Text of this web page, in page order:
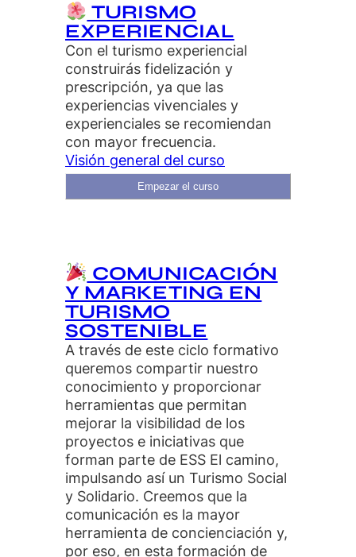
TURISMO
EXPERIENCIAL
Con el turismo experiencial
construirás fidelización y
prescripción, ya que las
experiencias vivenciales y
experienciales se recomiendan
con mayor frecuencia.
Visión general del curso
Empezar el curso
COMUNICACIÓN
Y MARKETING EN
TURISMO
SOSTENIBLE
A través de este ciclo formativo
queremos compartir nuestro
conocimiento y proporcionar
herramientas que permitan
mejorar la visibilidad de los
proyectos e iniciativas que
forman parte de ESS El camino,
impulsando así un Turismo Social
y Solidario. Creemos que la
comunicación es la mayor
herramienta de concienciación y,
por eso, en esta formación de